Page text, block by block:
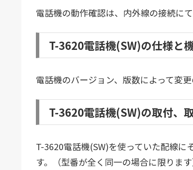
電話機の動作確認は、内外線の接続にて
T-3620電話機(SW)の仕様と
電話機のバージョン、版数によって変
T-3620電話機(SW)の取付、
T-3620電話機(SW)を使っていた配線
す。（型番が全く同一の場合に限ります